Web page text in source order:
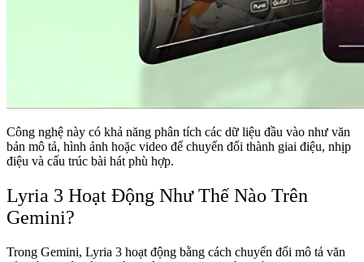
Công nghệ này có khả năng phân tích các dữ liệu đầu vào như văn
bản mô tả, hình ảnh hoặc video để chuyển đổi thành giai điệu, nhịp
điệu và cấu trúc bài hát phù hợp.
Lyria 3 Hoạt Động Như Thế Nào Trên
Gemini?
Trong Gemini, Lyria 3 hoạt động bằng cách chuyển đổi mô tả văn